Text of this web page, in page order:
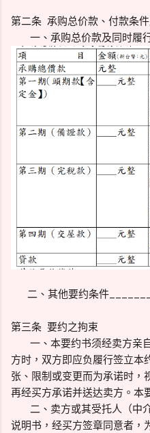
第二条 承购总价款、付款条
一、承购总价款及同时履
二、其他要约条件
第三条 要约之拘束
一、本要约书须经卖方亲
方时，双方即应负履行签立本
张、限制或变更而为承诺时，
再经买方承诺并送达卖方。本
二、卖方或其受托人（中
说明书，经买方签章同意者，